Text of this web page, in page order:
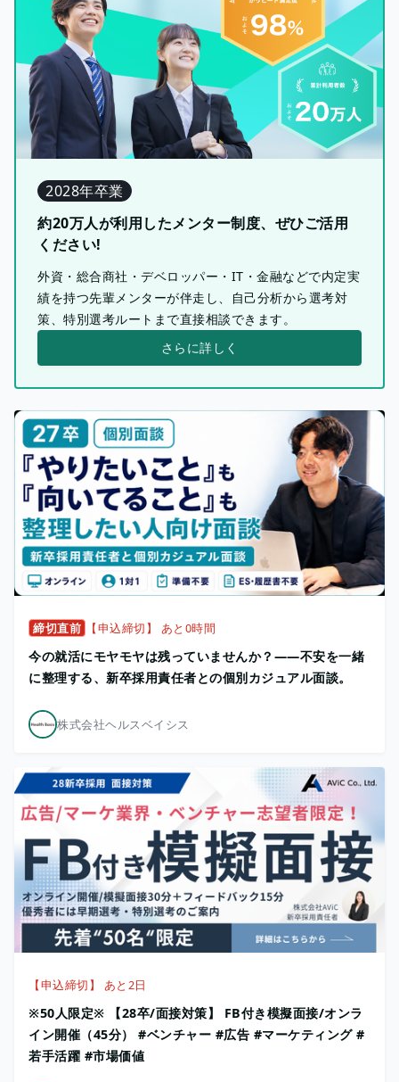
2028年卒業
約20万人が利用したメンター制度、ぜひご活用
ください!
外資・総合商社・デベロッパー・IT・金融などで内定実
績を持つ先輩メンターが伴走し、自己分析から選考対
策、特別選考ルートまで直接相談できます。
さらに詳しく
締切直前 【申込締切】 あと0時間
今の就活にモヤモヤは残っていませんか？——不安を一緒
に整理する、新卒採用責任者との個別カジュアル面談。
株式会社ヘルスベイシス
【申込締切】 あと2日
※50人限定※ 【28卒/面接対策】 FB付き模擬面接/オンラ
イン開催（45分） #ベンチャー #広告 #マーケティング #
若手活躍 #市場価値